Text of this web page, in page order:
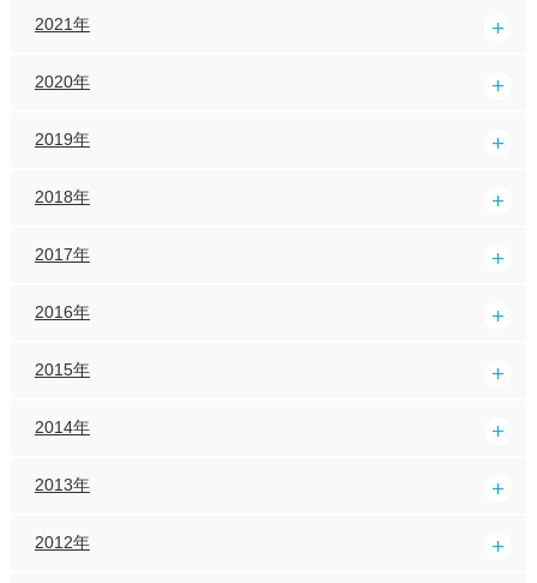
2021年
2020年
2019年
2018年
2017年
2016年
2015年
2014年
2013年
2012年